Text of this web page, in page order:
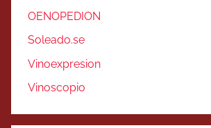
OENOPEDION
Soleado.se
Vinoexpresion
Vinoscopio